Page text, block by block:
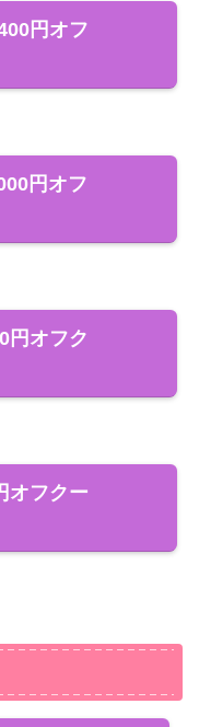
円オフ
円オフ
円オフク
オフクー